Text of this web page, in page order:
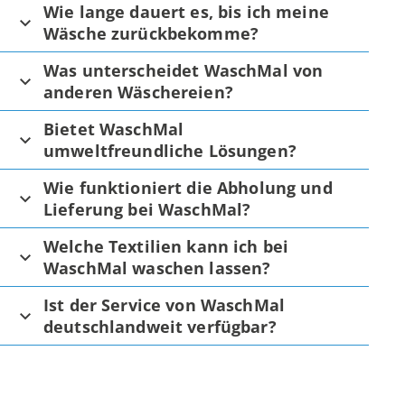
Wie lange dauert es, bis ich meine
Wäsche zurückbekomme?
Was unterscheidet WaschMal von
anderen Wäschereien?
Bietet WaschMal
umweltfreundliche Lösungen?
Wie funktioniert die Abholung und
Lieferung bei WaschMal?
Welche Textilien kann ich bei
WaschMal waschen lassen?
Ist der Service von WaschMal
deutschlandweit verfügbar?